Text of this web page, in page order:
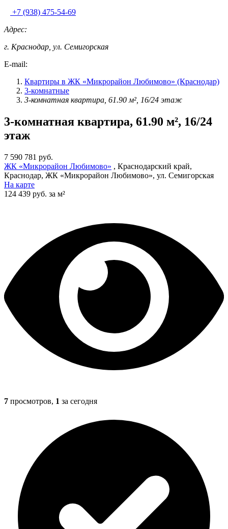
+7 (938) 475-54-69
Адрес:
г. Краснодар, ул. Семигорская
E-mail:
Квартиры в ЖК «Микрорайон Любимово» (Краснодар)
3-комнатные
3-комнатная квартира, 61.90 м², 16/24 этаж
3-комнатная квартира, 61.90 м², 16/24
этаж
7 590 781 руб.
ЖК «Микрорайон Любимово» , Краснодарский край,
Краснодар, ЖК «Микрорайон Любимово», ул. Семигорская
На карте
124 439 руб. за м²
7 просмотров, 1 за сегодня